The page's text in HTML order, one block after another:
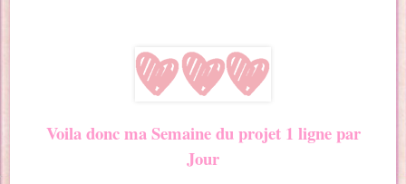
Voila donc ma Semaine du projet 1 ligne par
Jour